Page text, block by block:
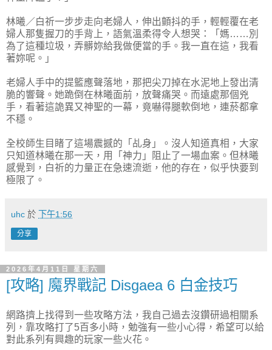
林曦／白祈一步步走向老婦人，伸出顫抖的手，輕輕覆在老
婦人那隻握刀的手背上，語氣溫柔得令人想哭：「媽……別
為了這種垃圾，弄髒妳給我做便當的手。我一直在這，我看
著妳呢。」
老婦人手中的提籃應聲落地，那把尖刀掉在水泥地上發出清
脆的響聲。她跪倒在林曦面前，放聲痛哭。而遠處那個兇
手，看著這詭異又神聖的一幕，竟嚇得腿軟倒地，連菸都拿
不穩。
全校師生目睹了這場震撼的「乩身」。沒人知道真相，大家
只知道林曦在那一天，用「神力」阻止了一場血案。但林曦
感覺到，白祈的力量正在急速流逝，他的存在，似乎快要到
極限了。
uhc 於 下午1:56
分享
2026年4月11日 星期六
[攻略] 魔界戰記 Disgaea 6 白金技巧
網路擠上找得到一些攻略方法，我自己過去沒鑽研過相關系
列，靠攻略打了5百多小時，勉強有一些小心得，希望可以給
對此系列有興趣的玩家一些火花。